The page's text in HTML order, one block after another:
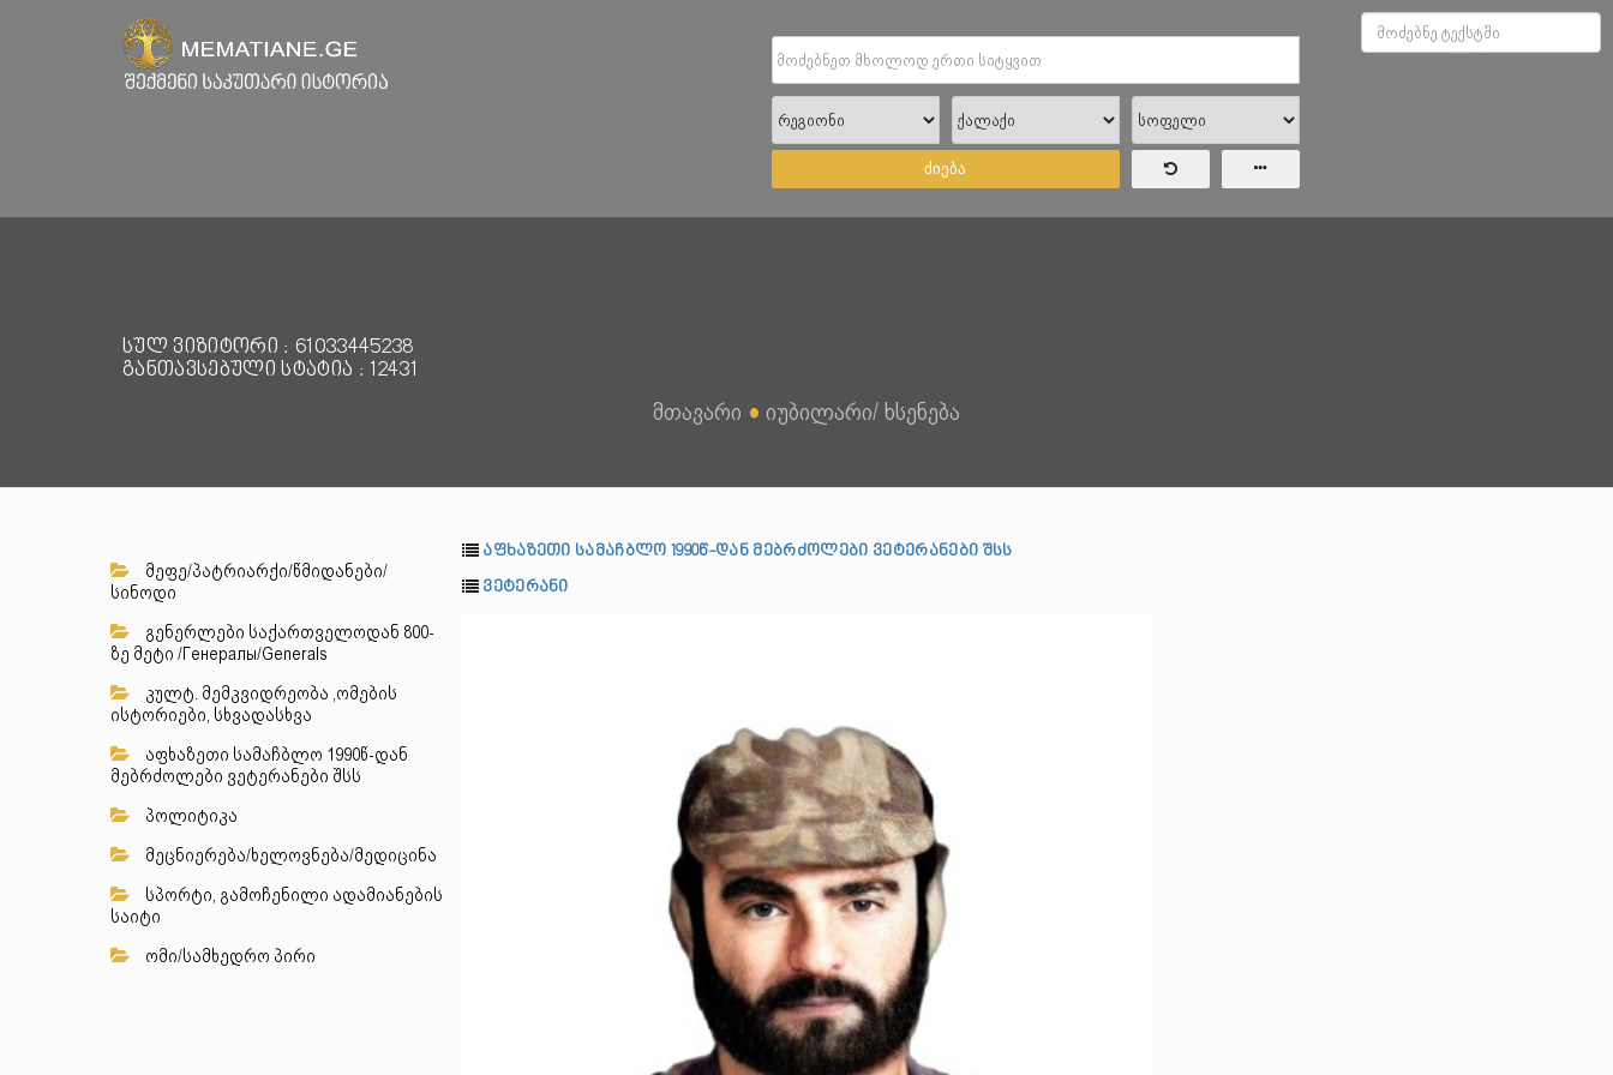
ძიება
სულ ვიზიტორი : 61033445238
განთავსებული სტატია : 12431
მთავარი ● იუბილარი/ ხსენება
მეფე/პატრიარქი/წმიდანები/
სინოდი
გენერლები საქართველოდან 800-
ზე მეტი /Генералы/Generals
კულტ. მემკვიდრეობა ,ომების
ისტორიები, სხვადასხვა
აფხაზეთი სამაჩბლო 1990წ-დან
მებრძოლები ვეტერანები შსს
პოლიტიკა
მეცნიერება/ხელოვნება/მედიცინა
სპორტი, გამოჩენილი ადამიანების
საიტი
ომი/სამხედრო პირი
აფხაზეთი სამაჩბლო 1990წ-დან მებრძოლები ვეტერანები შსს
ვეტერანი